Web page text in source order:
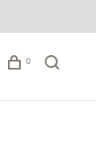
0